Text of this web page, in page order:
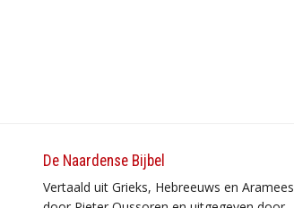
De Naardense Bijbel
Vertaald uit Grieks, Hebreeuws en Aramees